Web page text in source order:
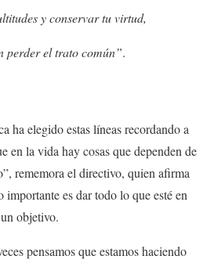
y conservar tu virtud,
perder el trato común”.
ha elegido estas líneas recordando a
en la vida hay cosas que dependen de
rememora el directivo, quien afirma
importante es dar todo lo que esté en
objetivo.
pensamos que estamos haciendo